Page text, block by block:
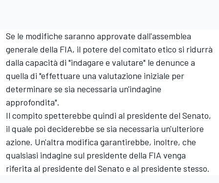
Se le modifiche saranno approvate dall'assemblea
generale della FIA, il potere del comitato etico si ridurrà
dalla capacità di "indagare e valutare" le denunce a
quella di "effettuare una valutazione iniziale per
determinare se sia necessaria un'indagine
approfondita".
Il compito spetterebbe quindi al presidente del Senato,
il quale poi deciderebbe se sia necessaria un'ulteriore
azione. Un'altra modifica garantirebbe, inoltre, che
qualsiasi indagine sul presidente della FIA venga
riferita al presidente del Senato e al presidente stesso.